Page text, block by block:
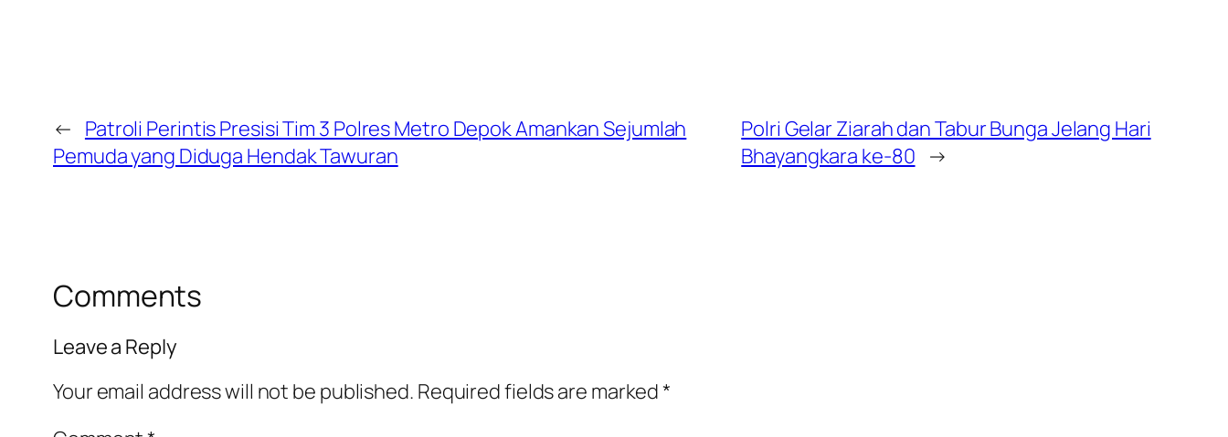
← Patroli Perintis Presisi Tim 3 Polres Metro Depok Amankan Sejumlah
Pemuda yang Diduga Hendak Tawuran
Polri Gelar Ziarah dan Tabur Bunga Jelang Hari
Bhayangkara ke-80 →
Comments
Leave a Reply
Your email address will not be published. Required fields are marked*